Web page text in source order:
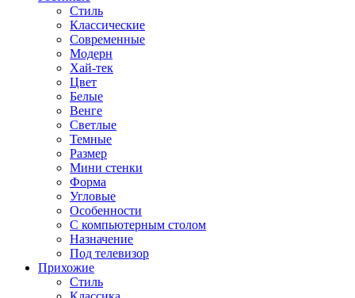
Стиль
Классические
Современные
Модерн
Хай-тек
Цвет
Белые
Венге
Светлые
Темные
Размер
Мини стенки
Форма
Угловые
Особенности
С компьютерным столом
Назначение
Под телевизор
Прихожие
Стиль